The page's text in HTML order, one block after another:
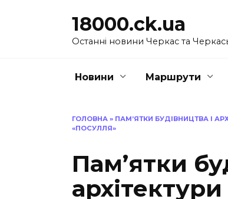
18000.ck.ua
Останні новини Черкас та
Новини Маршрути
ГОЛОВНА » ПАМ’ЯТКИ БУДІВНИЦТВА І
«ПОСУЛЛЯ»
Пам’ятки